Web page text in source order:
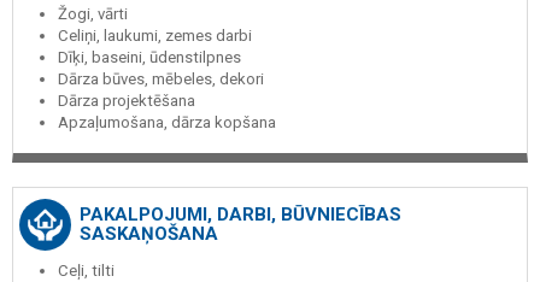
Žogi, vārti
Celiņi, laukumi, zemes darbi
Dīķi, baseini, ūdenstilpnes
Dārza būves, mēbeles, dekori
Dārza projektēšana
Apzaļumošana, dārza kopšana
PAKALPOJUMI, DARBI, BŪVNIECĪBAS
SASKAŅOŠANA
Ceļi, tilti